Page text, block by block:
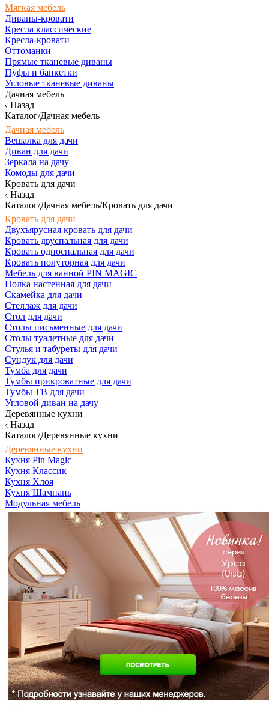
Мягкая мебель
Диваны-кровати
Кресла классические
Кресла-кровати
Оттоманки
Прямые тканевые диваны
Пуфы и банкетки
Угловые тканевые диваны
Дачная мебель
Назад
Каталог/Дачная мебель
Дачная мебель
Вешалка для дачи
Диван для дачи
Зеркала на дачу
Комоды для дачи
Кровать для дачи
Назад
Каталог/Дачная мебель/Кровать для дачи
Кровать для дачи
Двухъярусная кровать для дачи
Кровать двуспальная для дачи
Кровать односпальная для дачи
Кровать полуторная для дачи
Мебель для ванной PIN MAGIC
Полка настенная для дачи
Скамейка для дачи
Стеллаж для дачи
Стол для дачи
Столы письменные для дачи
Столы туалетные для дачи
Стулья и табуреты для дачи
Сундук для дачи
Тумба для дачи
Тумбы прикроватные для дачи
Тумбы ТВ для дачи
Угловой диван на дачу
Деревянные кухни
Назад
Каталог/Деревянные кухни
Деревянные кухни
Кухня Pin Magic
Кухня Классик
Кухня Хлоя
Кухня Шампань
Модульная мебель